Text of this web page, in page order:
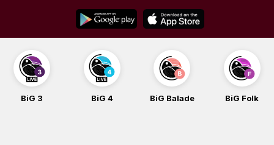
content
BiG 3 BiG 4 BiG Balade BiG Folk